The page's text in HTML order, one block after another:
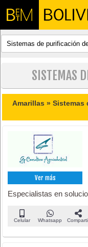
SISTEMAS
Amarillas »Sistemas
Ver más
Especialistas en
Celular Whatsapp